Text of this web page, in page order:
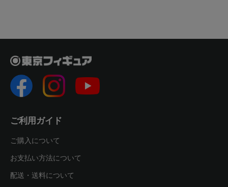
ご利用ガイド
ご購入について
お支払い方法について
配送・送料について